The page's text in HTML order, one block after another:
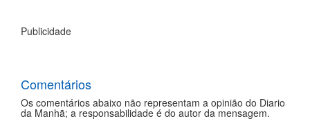
Publicidade
Comentários
Os comentários abaixo não representam a opinião do Diario
da Manhã; a responsabilidade é do autor da mensagem.